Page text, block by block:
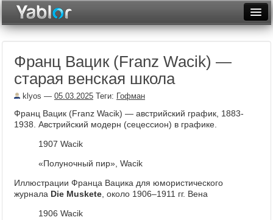
Неделя
Месяц
Рейтинги
Видеотоп
Франц Вацик (Franz Wacik) —
старая венская школа
klyos — 05.03.2025 Теги: Гофман
Франц Вацик (Franz Wacik) — австрийский график, 1883-
1938. Австрийский модерн (сецессион) в графике.
1907 Wacik
«Полуночный пир», Wacik
Иллюстрации Франца Вацика для юмористического
журнала Die Muskete , около 1906–1911 гг. Вена
1906 Wacik